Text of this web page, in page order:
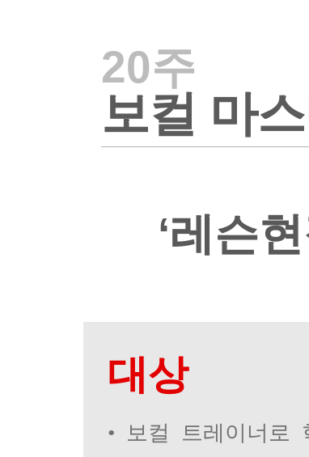
20주
보컬 마
‘레슨
대상
• 보컬 트레이너로